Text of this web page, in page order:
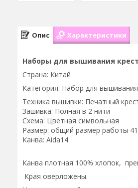
Опис Характеристики
Наборы для вышивания
Страна: Китай
Категория: Набор для
Техника вышивки: Печатный
Зашивка: Полная в 2 нити
Схема: Цветная символьная
Размер: общий размер работы
Канва: Aida14
Канва плотная 100% хлопок,
Края оверложены.